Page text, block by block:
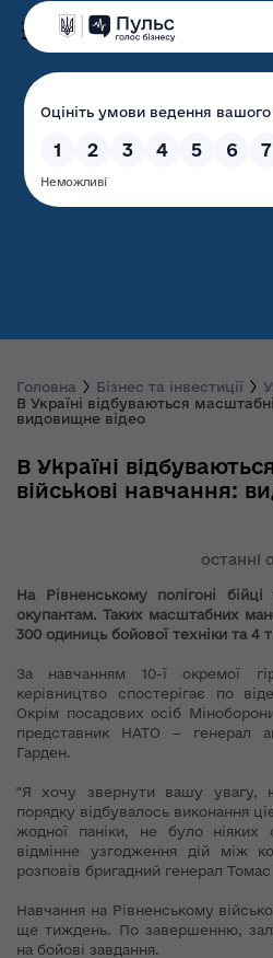
Волинська
державна
Головна Бізнес та інвестиції
В Україні відбуваються
видовищне відео
останні
В Україні
військові навчання:
На Рівненському полігоні
окупантам. Таких масштабних
300 одиниць бойової техніки та 4
За навчанням 10-ї окремої
керівництво спостерігає по
Окрім посадових осіб
представник НАТО – генерал
Гарден.
"Я хочу звернути вашу увагу,
порядку відбувалось виконання
жодної паніки, не було ніяких
відмінне узгодження дій між
розповів бригадний генерал
Навчання на Рівненському
ще тиждень. По завершенню,
на бойові завдання.